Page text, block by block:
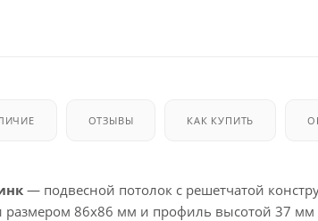
ОТЗЫВЫ КАК КУПИТЬ
— подвесной потолок с решетчатой
86x86 мм и профиль высотой 37